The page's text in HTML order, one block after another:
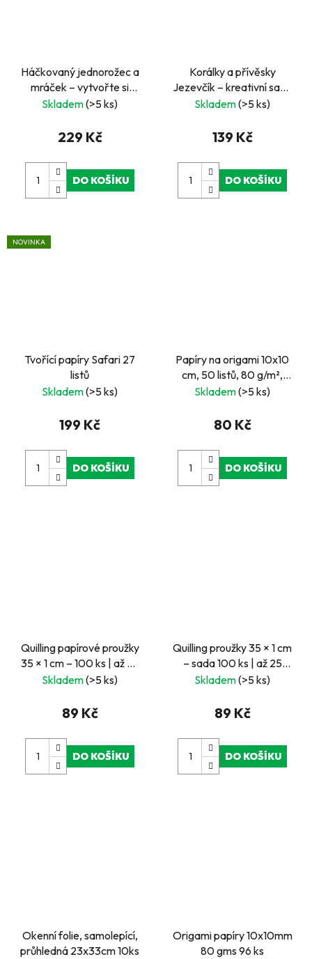
Háčkovaný jednorožec a
mráček – vytvořte si
vlastní roztomilou
Skladem(>5 ks)
229 Kč
DO KOŠÍKU
Korálky a přívěsky
Jezevčík – kreativní sada
pro výrobu originálních
Skladem(>5 ks)
139 Kč
DO KOŠÍKU
NOVINKA
Tvořící papíry Safari 27
listů
Skladem(>5 ks)
199 Kč
DO KOŠÍKU
Papíry na origami 10x10
cm, 50 listů, 80 g/m²,
růžové
Skladem(>5 ks)
80 Kč
DO KOŠÍKU
Quilling papírové proužky
35 × 1 cm – 100 ks | až 25
hvězd 4 × 4 cm
Skladem(>5 ks)
89 Kč
DO KOŠÍKU
Quilling proužky 35 × 1 cm
– sada 100 ks | až 25
hvězd 4 × 4 cm
Skladem(>5 ks)
89 Kč
DO KOŠÍKU
Okenní folie, samolepící,
průhledná 23x33cm 10ks
Origami papíry 10x10mm
80 gms 96 ks